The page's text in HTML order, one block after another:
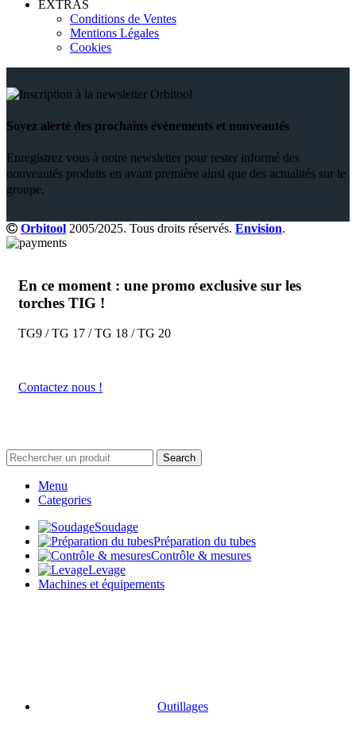
EXTRAS
Conditions de Ventes
Mentions Légales
Cookies
Soyez alerté des prochains évènements et nouveautés
Enregistrez vous à notre newsletter pour rester informé des
nouveautés produits en avant première ainsi que des actualités sur le
groupe.
Orbitool 2005/2025. Tous droits réservés. Envision.
En ce moment : une promo exclusive sur les
torches TIG !
TG9 / TG 17 / TG 18 / TG 20
Contactez nous !
Search
Menu
Categories
Soudage
Préparation du tubes
Contrôle & mesures
Levage
Machines et équipements
Outillages